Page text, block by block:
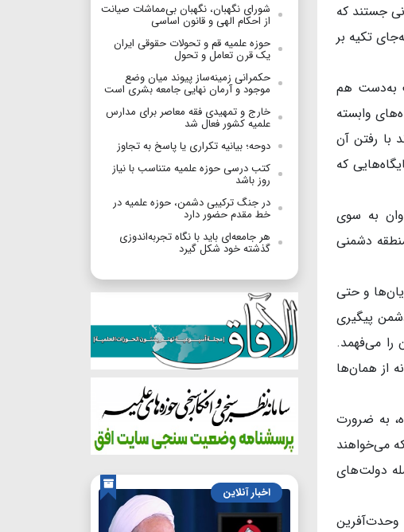
جستند که
تکیه بر
به‌دست هم
وابسته
با رفتن آن
که
به سوی
دشمنی
و حتی
پیگیری
را می‌فهمد.
از همان‌ها
به ضرورت
می‌خواهند
دولت‌های
وحدت‌آفرین
شورای نگهبان، نگهبان بی‌مماشات صیانت
از احکام الهی و قانون اساسی
حوزه علمیه قم و تحولات حقوقی ایران
یک قرن تعامل و تحول
حکمرانی زمینه‌ساز پیوند میان وضع
موجود و آرمان نهایی جامعه بشری است
خارج و تمهیدی فقه معاصر برای مدارس
علمیه کشور فعال شد
دوحه؛ بیانیه تکراری یا پاسخ به تجاوز
کتب درسی حوزه علمیه متناسب با نیاز
روز باشد
در جنگ ترکیبی دشمن، حوزه علمیه در
خط مقدم حضور دارد
هر جامعه‌ای باید با نگاه تجربه‌اندوزی
گذشته خود شکل گیرد
اخبار آنلاین